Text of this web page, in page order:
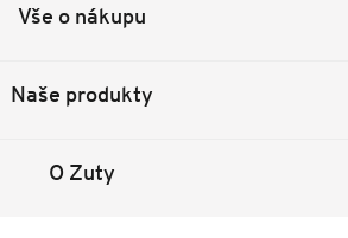
Vše o nákupu
Naše produkty
O Zuty